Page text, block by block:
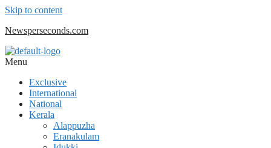
Skip to content
Newsperseconds.com
Menu
Exclusive
International
National
Kerala
Alappuzha
Eranakulam